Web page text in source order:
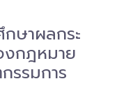
ษาผลกระ
งกฎหมาย
รรมการ